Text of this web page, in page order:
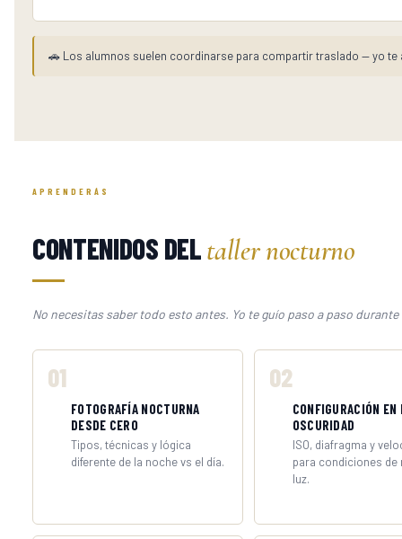
🚗 Los alumnos suelen coordinarse para compartir traslado — yo te
APRENDERÁS
CONTENIDOS DELtaller nocturno
No necesitas saber todo esto antes. Yo te guío paso a paso
01
FOTOGRAFÍA NOCTURNA
DESDE CERO
Tipos, técnicas y lógica
diferente de la noche vs el día.
02
CONFIGURACIÓN EN
OSCURIDAD
ISO, diafragma y
para condiciones de
luz.